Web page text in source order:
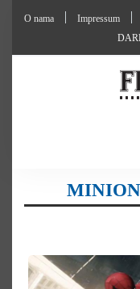
O nama Impressum